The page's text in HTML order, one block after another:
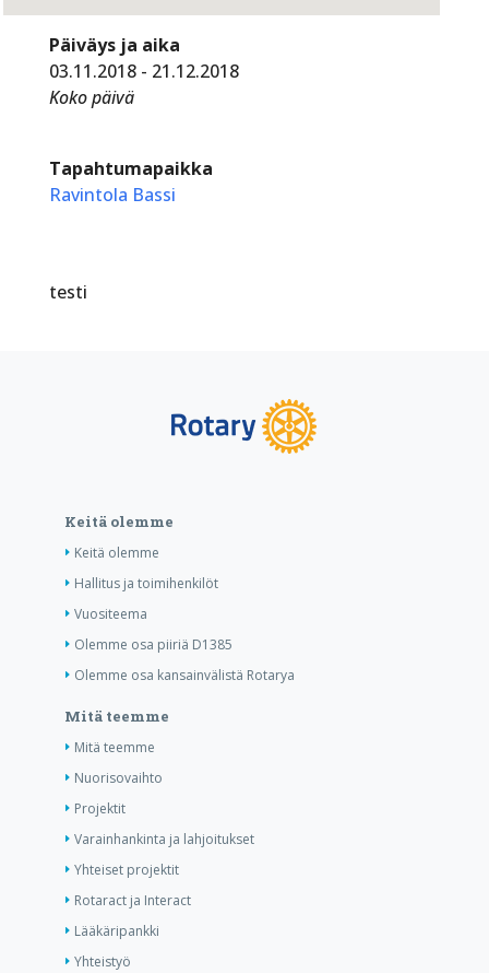
Päiväys ja aika
03.11.2018 - 21.12.2018
Koko päivä
Tapahtumapaikka
Ravintola Bassi
testi
Keitä olemme
Keitä olemme
Hallitus ja toimihenkilöt
Vuositeema
Olemme osa piiriä D1385
Olemme osa kansainvälistä Rotarya
Mitä teemme
Mitä teemme
Nuorisovaihto
Projektit
Varainhankinta ja lahjoitukset
Yhteiset projektit
Rotaract ja Interact
Lääkäripankki
Yhteistyö